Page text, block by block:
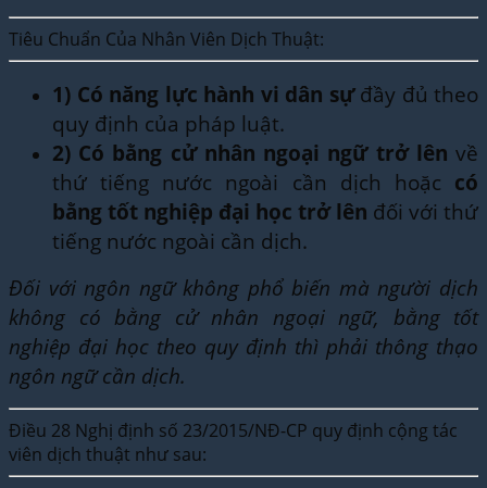
Tiêu Chuẩn Của Nhân Viên Dịch Thuật:
1) Có năng lực hành vi dân sựđầy đủ theo
quy định của pháp luật.
2) Có bằng cử nhân ngoại ngữ trở lên về
thứ tiếng nước ngoài cần dịch hoặc có
bằng tốt nghiệp đại học trở lên đối với thứ
tiếng nước ngoài cần dịch.
Đối với ngôn ngữ không phổ biến mà người dịch
không có bằng cử nhân ngoại ngữ, bằng tốt
nghiệp đại học theo quy định thì phải thông thạo
ngôn ngữ cần dịch.
Điều 28 Nghị định số 23/2015/NĐ-CP quy định cộng tác
viên dịch thuật như sau: